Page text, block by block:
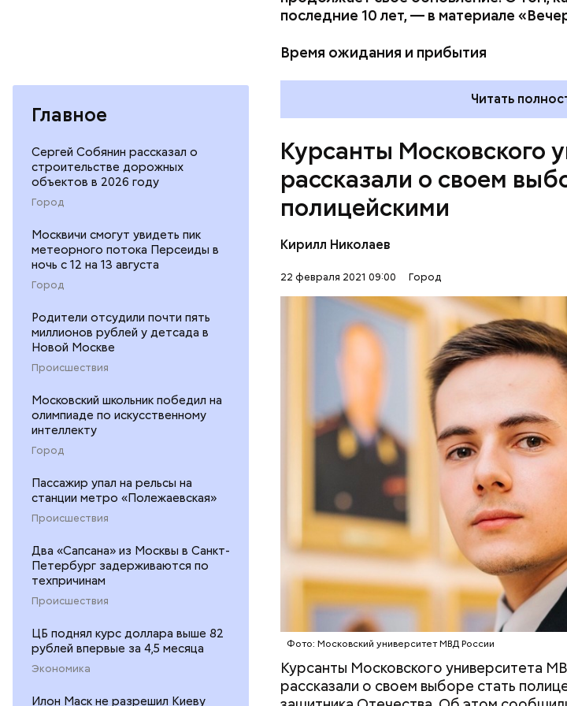
Главное
Сергей Собянин рассказал о
строительстве дорожных
объектов в 2026 году
Город
Москвичи смогут увидеть пик
метеорного потока Персеиды в
ночь с 12 на 13 августа
Город
Родители отсудили почти пять
миллионов рублей у детсада в
Новой Москве
Происшествия
Московский школьник победил на
олимпиаде по искусственному
интеллекту
Город
Пассажир упал на рельсы на
станции метро «Полежаевская»
Происшествия
Два «Сапсана» из Москвы в Санкт-
Петербург задерживаются по
техпричинам
Происшествия
ЦБ поднял курс доллара выше 82
рублей впервые за 4,5 месяца
Экономика
Илон Маск не разрешил Киеву
последние 10 лет, — в материале
Время ожидания и прибытия
Читать
Курсанты Московского
рассказали о своем
полицейскими
Кирилл Николаев
22 февраля 2021 09:00 Город
Фото: Московский университет МВД России
Курсанты Московского университета
рассказали о своем выборе стать
Командир отделения факультета
оперативных подразделений полиции,
Горельников считает, что
своей профессии.
риски, в том числе и опасные для жизни.
ПОЛИЦИЯ ДЕНЬ ЗАЩИТНИКА ОТЕЧЕСТВА
Читайте также:Движение транспорта
инженерных работ